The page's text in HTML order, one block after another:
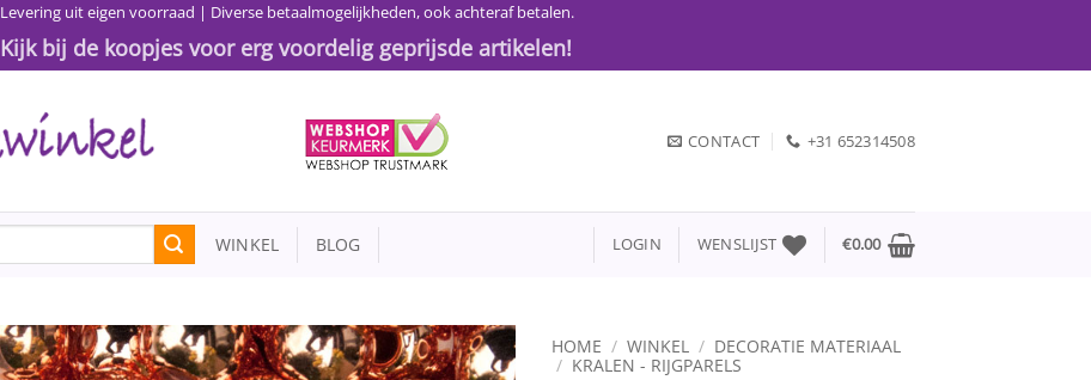
Levering uit eigen voorraad | Diverse betaalmogelijkheden, ook achteraf betalen.
Kijk bij de koopjes voor erg voordelig geprijsde artikelen!
CONTACT +31 652314508
WINKEL BLOG LOGIN WENSLIJST €0.00
HOME / WINKEL / DECORATIE MATERIAAL
/ KRALEN - RIJGPARELS